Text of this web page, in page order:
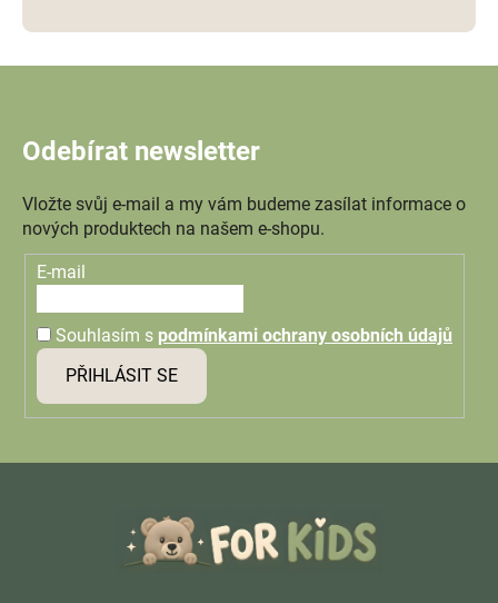
Odebírat newsletter
Vložte svůj e-mail a my vám budeme zasílat informace o
nových produktech na našem e-shopu.
E-mail
Souhlasím s podmínkami ochrany osobních údajů
PŘIHLÁSIT SE